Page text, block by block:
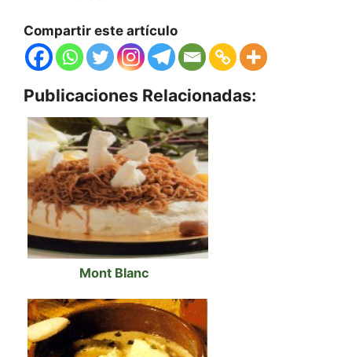
Compartir este artículo
Publicaciones Relacionadas:
Mont Blanc